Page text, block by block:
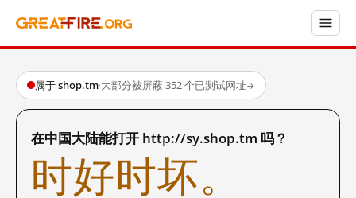
属于 shop.tm·大部分被屏蔽·352 个已测试网址→
在中国大陆能打开 http://sy.shop.tm 吗？
时好时坏。